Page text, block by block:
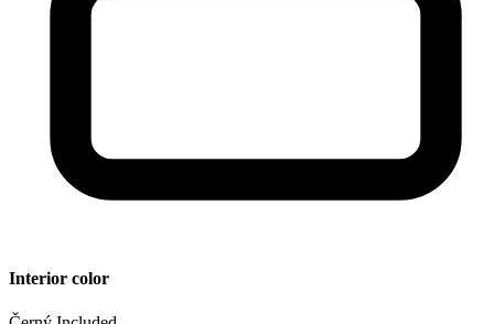
Interior color